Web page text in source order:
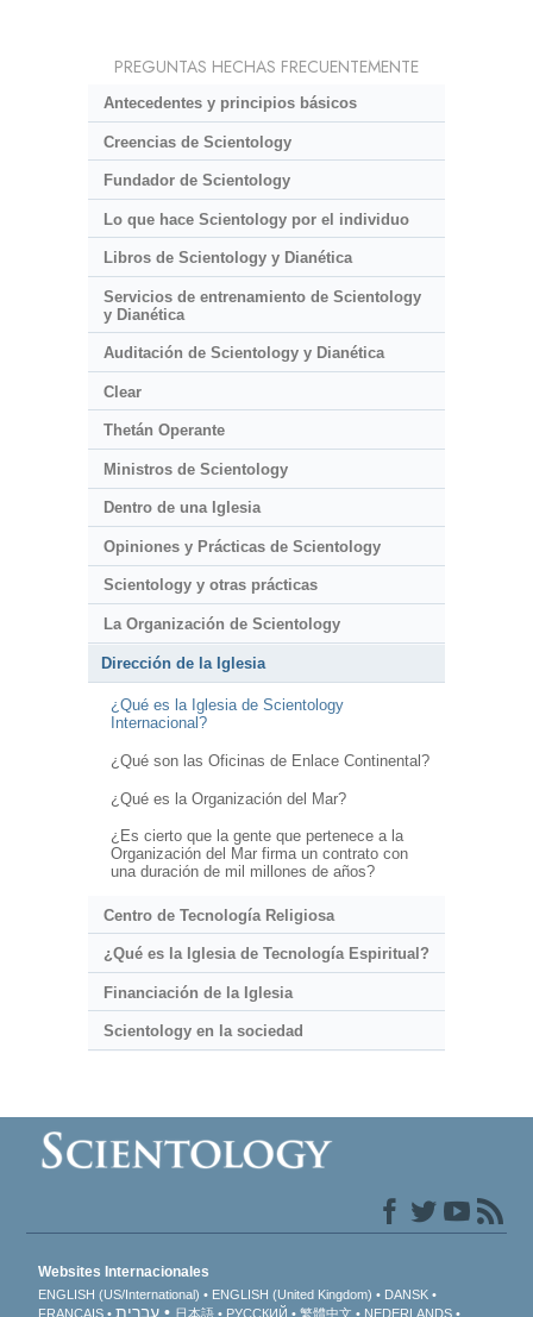
PREGUNTAS HECHAS FRECUENTEMENTE
Antecedentes y principios básicos
Creencias de Scientology
Fundador de Scientology
Lo que hace Scientology por el individuo
Libros de Scientology y Dianética
Servicios de entrenamiento de Scientology
y Dianética
Auditación de Scientology y Dianética
Clear
Thetán Operante
Ministros de Scientology
Dentro de una Iglesia
Opiniones y Prácticas de Scientology
Scientology y otras prácticas
La Organización de Scientology
Dirección de la Iglesia
¿Qué es la Iglesia de Scientology
Internacional?
¿Qué son las Oficinas de Enlace Continental?
¿Qué es la Organización del Mar?
¿Es cierto que la gente que pertenece a la
Organización del Mar firma un contrato con
una duración de mil millones de años?
Centro de Tecnología Religiosa
¿Qué es la Iglesia de Tecnología Espiritual?
Financiación de la Iglesia
Scientology en la sociedad
Websites Internacionales
ENGLISH (US/International) ENGLISH (United Kingdom)
DANSK
FRANÇAIS
עברית 日本語 РУССКИЙ 繁體中文 NEDERLANDS